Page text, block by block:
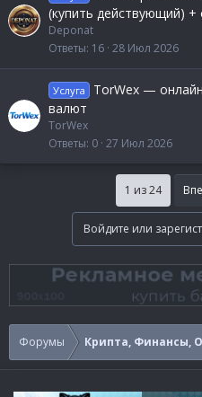
(купить действующий)
Deponat
Ответы 16 28 Июл 2026
Услуга
TorWex —
валют
TorWex
Ответы 0 27 Июл 2026
1 из 24
Войдите или
Форумы Крипта, Финансы,